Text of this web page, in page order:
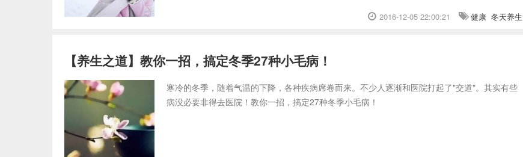
2016-12-05 22:00:21 健康 冬天养生
【养生之道】教你一招，搞定冬季27种小毛病！
寒冷的冬季，随着气温的下降，各种疾病席卷而来。不少人逐渐和医院打起了"交道"。其实有些
病没必要非得去医院！教你一招，搞定27种冬季小毛病！